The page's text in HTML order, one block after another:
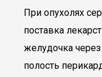
При опухолях
поставка
желудочка
полость